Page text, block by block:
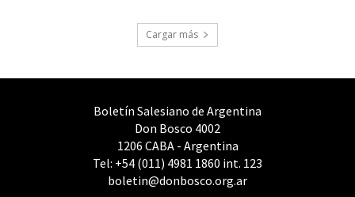
Cargar más
Boletín Salesiano de Argentina
Don Bosco 4002
1206 CABA - Argentina
Tel: +54 (011) 4981 1860 int. 123
boletin@donbosco.org.ar